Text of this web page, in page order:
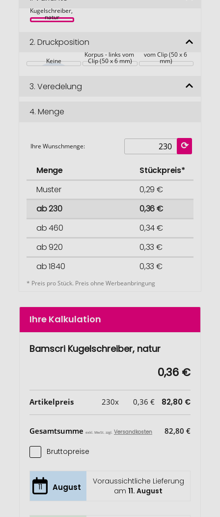
springenKugelschreiber,
natur
2. Druckposition
Keine
Korpus - links vom
Clip (50 x 6 mm)
vom Clip (50 x 6
mm)
3. Veredelung
4. Menge
Ihre Wunschmenge:
Menge
Stückpreis*
Muster
0,29 €
ab 230
0,36 €
ab 460
0,34 €
ab 920
0,33 €
ab 1840
0,33 €
* Preis pro Stück. Preis ohne Werbeanbringung
Ihre Kalkulation
Bamscri Kugelschreiber, natur
0,36 €
Artikelpreis 230x 0,36 € 82,80 €
Gesamtsumme exkl. MwSt. zzgl. Versandkosten 82,80 €
Bruttopreise
11 August
Voraussichtliche Lieferung
am11. August